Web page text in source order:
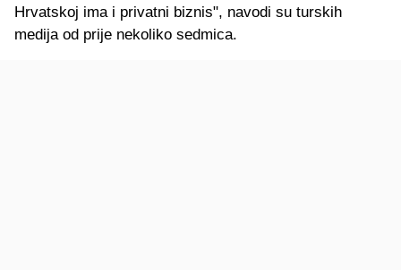
Hrvatskoj ima i privatni biznis", navodi su turskih
medija od prije nekoliko sedmica.